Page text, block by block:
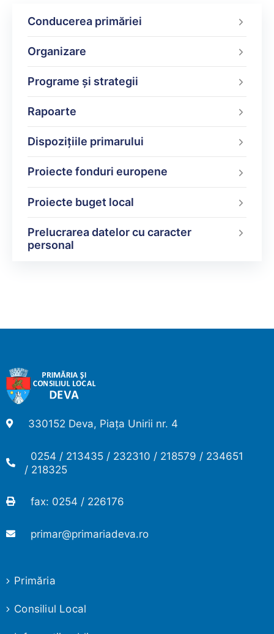
Conducerea primăriei
Organizare
Programe şi strategii
Rapoarte
Dispoziţiile primarului
Proiecte fonduri europene
Proiecte buget local
Prelucrarea datelor cu caracter
personal
330152 Deva, Piața Unirii nr. 4
0254 / 213435 / 232310 / 218579 / 234651
/ 218325
fax: 0254 / 226176
primar@primariadeva.ro
Primăria
Consiliul Local